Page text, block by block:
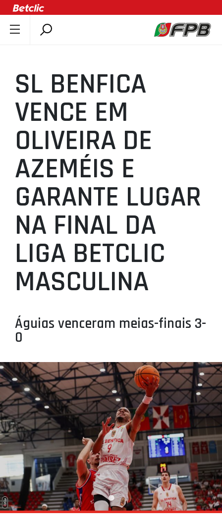
ÚLTIMAS
COMPETIÇÕES
ASSOCIAÇÕES
CLUBES
AGENTES
AGENDA
SELEÇÕES
MINIBASQUETE
ÁREA TÉCNICA
PROJETOS
LIGA BETCLIC MASCULINA
LIGA BETCLIC FEMININA
SL BENFICA
VENCE EM
OLIVEIRA DE
AZEMÉIS E
GARANTE LUGAR
NA FINAL DA
LIGA BETCLIC
MASCULINA
Águias venceram meias-finais 3-
0